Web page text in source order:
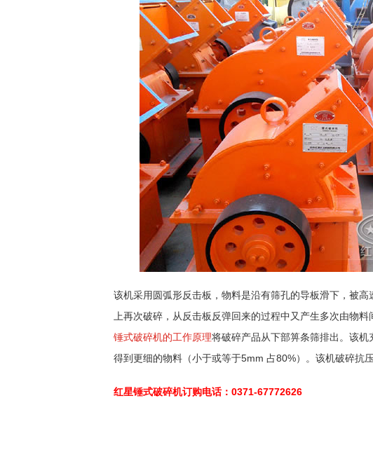
该机采用圆弧形反击板，物料是沿有筛孔的导板滑下，被
上再次破碎，从反击板反弹回来的过程中又产生多次由物
锤式破碎机的工作原理将破碎产品从下部箅条筛排出。该
得到更细的物料（小于或等于5mm 占80%）。该机破碎抗
红星锤式破碎机订购电话：0371-67772626